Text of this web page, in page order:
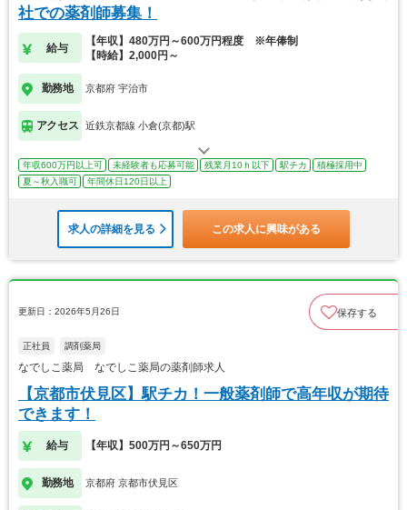
社での薬剤師募集！
給与
【年収】480万円～600万円程度 ※年俸制
【時給】2,000円～
勤務地 京都府 宇治市
アクセス 近鉄京都線 小倉(京都)駅
年収600万円以上可 未経験者も応募可能 残業月10ｈ以下 駅チカ
積極採用中
夏～秋入職可
年間休日120日以上
求人の詳細を見る この求人に興味がある
更新日：2026年5月26日 保存する
正社員 調剤薬局
なでしこ薬局 なでしこ薬局の薬剤師求人
【京都市伏見区】駅チカ！一般薬剤師で高年収が期待
できます！
給与 【年収】500万円～650万円
勤務地 京都府 京都市伏見区